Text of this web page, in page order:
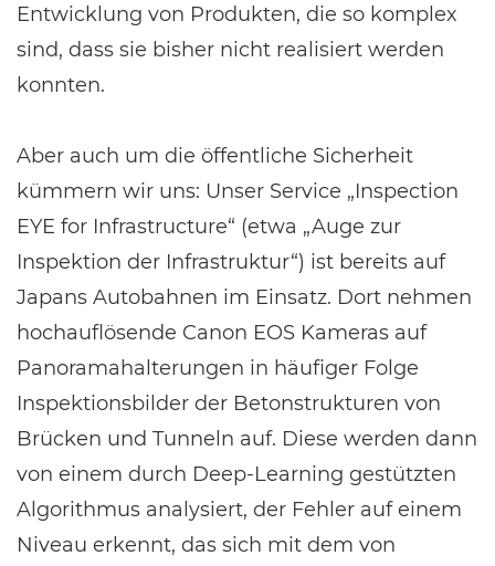
Entwicklung von Produkten, die so komplex
sind, dass sie bisher nicht realisiert werden
konnten.
Aber auch um die öffentliche Sicherheit
kümmern wir uns: Unser Service „Inspection
EYE for Infrastructure“ (etwa „Auge zur
Inspektion der Infrastruktur“) ist bereits auf
Japans Autobahnen im Einsatz. Dort nehmen
hochauflösende Canon EOS Kameras auf
Panoramahalterungen in häufiger Folge
Inspektionsbilder der Betonstrukturen von
Brücken und Tunneln auf. Diese werden dann
von einem durch Deep-Learning gestützten
Algorithmus analysiert, der Fehler auf einem
Niveau erkennt, das sich mit dem von